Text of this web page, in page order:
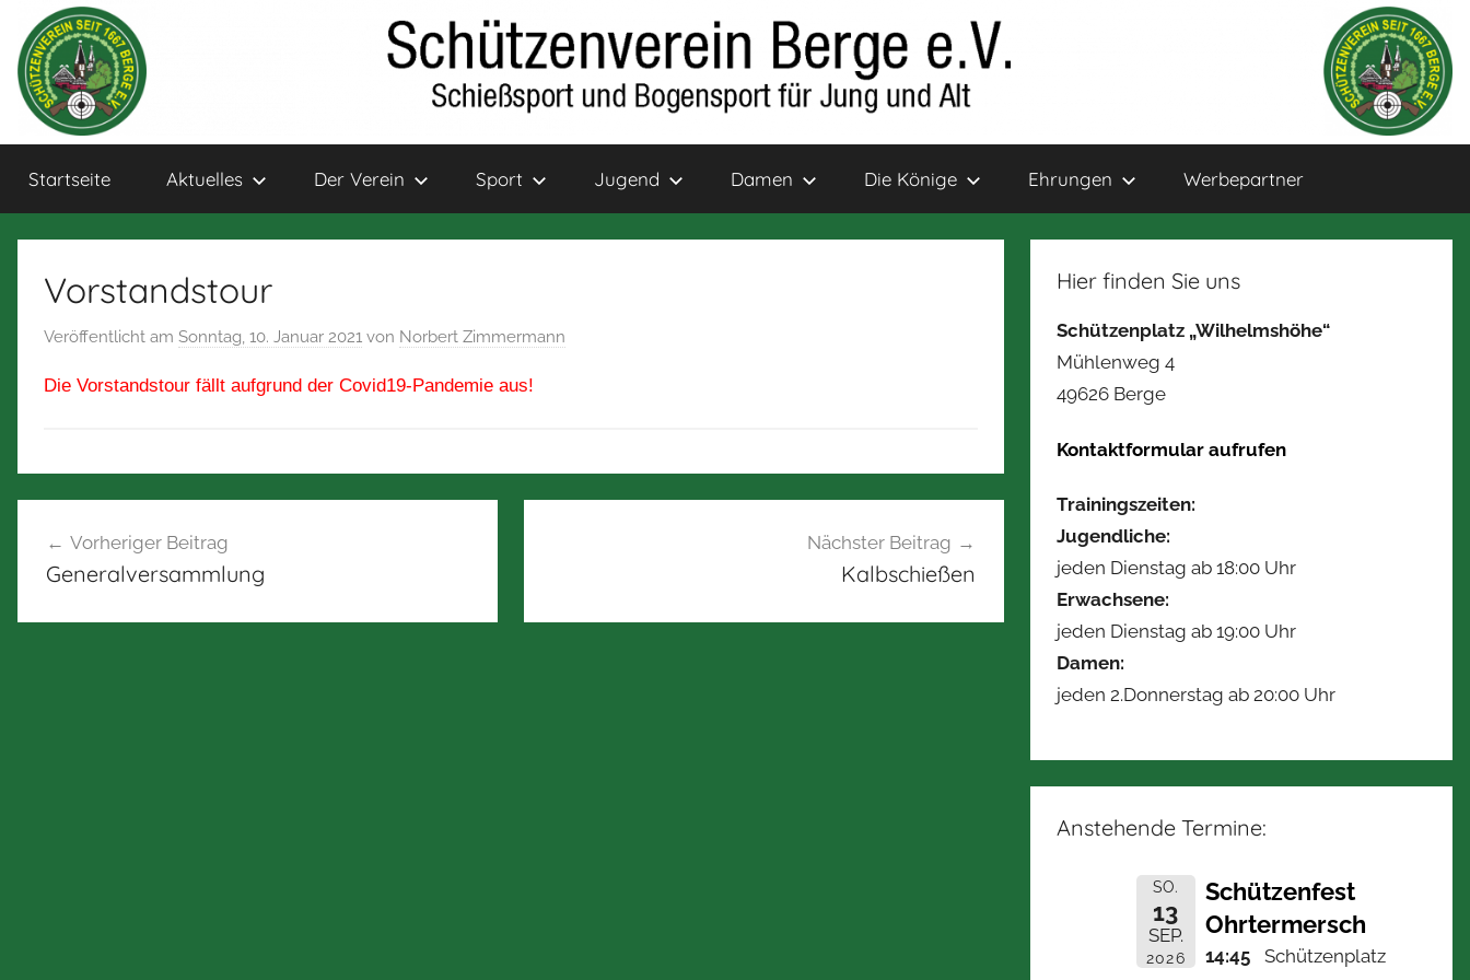
Inhalt
springen
Schützenverein
Berge
und
Bogensport
für
Startseite Aktuelles Der Verein Sport Jugend Damen Die Könige Ehrungen Werbepartner
Vorstandstour
Veröffentlicht am Sonntag, 10. Januar 2021 von Norbert Zimmermann
Die Vorstandstour fällt aufgrund der Covid19-Pandemie aus!
Vorheriger Beitrag
Generalversammlung
Nächster Beitrag
Kalbschießen
Hier finden Sie uns
Schützenplatz „Wilhelmshöhe“
Mühlenweg 4
49626 Berge
Kontaktformular aufrufen
Trainingszeiten:
Jugendliche:
jeden Dienstag ab 18:00 Uhr
Erwachsene:
jeden Dienstag ab 19:00 Uhr
Damen:
jeden 2.Donnerstag ab 20:00 Uhr
Anstehende Termine:
SO.
13
SEP.
2026
Schützenfest
Ohrtermersch
14:45
Schützenplatz